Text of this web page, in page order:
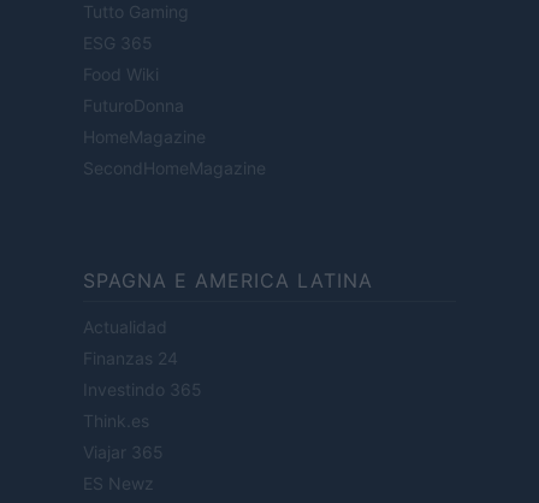
Tutto Gaming
ESG 365
Food Wiki
FuturoDonna
HomeMagazine
SecondHomeMagazine
SPAGNA E AMERICA LATINA
Actualidad
Finanzas 24
Investindo 365
Think.es
Viajar 365
ES Newz